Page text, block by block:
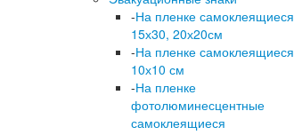
-На пленке самоклеящиеся
15х30, 20х20см
-На пленке самоклеящиеся
10х10 см
-На пленке
фотолюминесцентные
самоклеящиеся